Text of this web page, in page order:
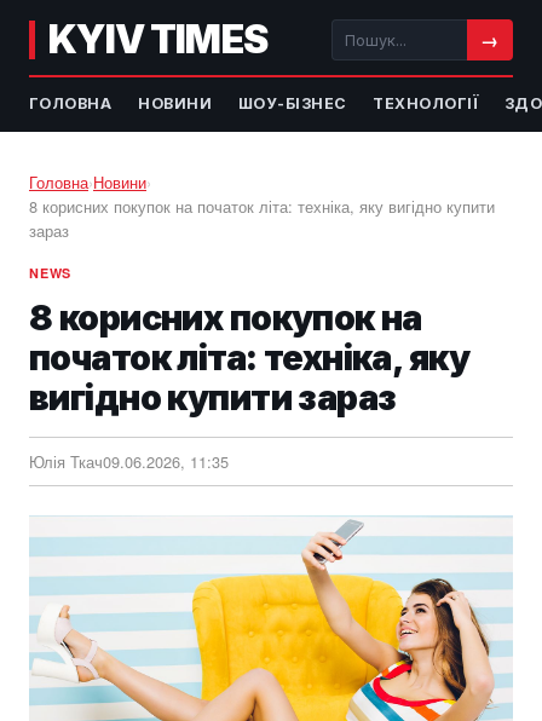
KYIV TIMES →
ГОЛОВНА НОВИНИ ШОУ-БІЗНЕС ТЕХНОЛОГІЇ
Головна›Новини›
8 корисних покупок на початок літа: техніка, яку вигідно купити
зараз
NEWS
8 корисних покупок на
початок літа: техніка, яку
вигідно купити зараз
Юлія Ткач09.06.2026, 11:35